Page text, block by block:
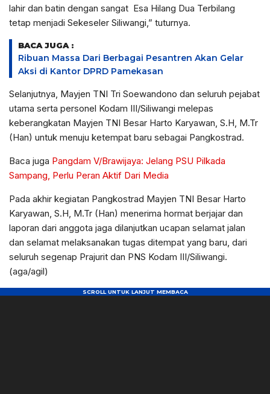
lahir dan batin dengan sangat Esa Hilang Dua Terbilang
tetap menjadi Sekeseler Siliwangi,” tuturnya.
BACA JUGA :
Ribuan Massa Dari Berbagai Pesantren Akan Gelar
Aksi di Kantor DPRD Pamekasan
Selanjutnya, Mayjen TNI Tri Soewandono dan seluruh pejabat
utama serta personel Kodam III/Siliwangi melepas
keberangkatan Mayjen TNI Besar Harto Karyawan, S.H, M.Tr
(Han) untuk menuju ketempat baru sebagai Pangkostrad.
Baca juga Pangdam V/Brawijaya: Jelang PSU Pilkada
Sampang, Perlu Peran Aktif Dari Media
Pada akhir kegiatan Pangkostrad Mayjen TNI Besar Harto
Karyawan, S.H, M.Tr (Han) menerima hormat berjajar dan
laporan dari anggota jaga dilanjutkan ucapan selamat jalan
dan selamat melaksanakan tugas ditempat yang baru, dari
seluruh segenap Prajurit dan PNS Kodam III/Siliwangi.
(aga/agil)